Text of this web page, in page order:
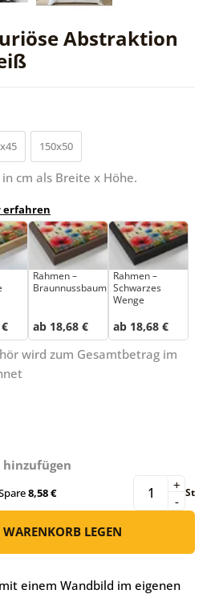
Abstraktion
150x50
cm als Breite x Höhe.
erfahren
Rahmen –
Braunnussbaum
ab 18,68 €
Rahmen –
Schwarzes
Wenge
ab 18,68 €
wird zum Gesamtbetrag im
8,58 € -
+ St
LEGEN
einem Wandbild im eigenen